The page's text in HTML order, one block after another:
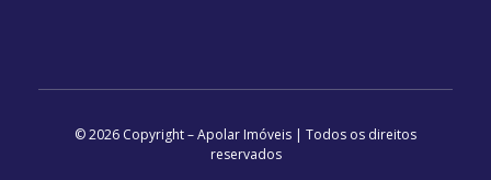
© 2026 Copyright – Apolar Imóveis | Todos os direitos
reservados